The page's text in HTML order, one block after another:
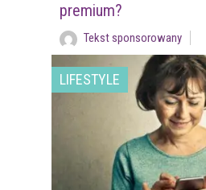
premium?
Tekst sponsorowany
LIFESTYLE